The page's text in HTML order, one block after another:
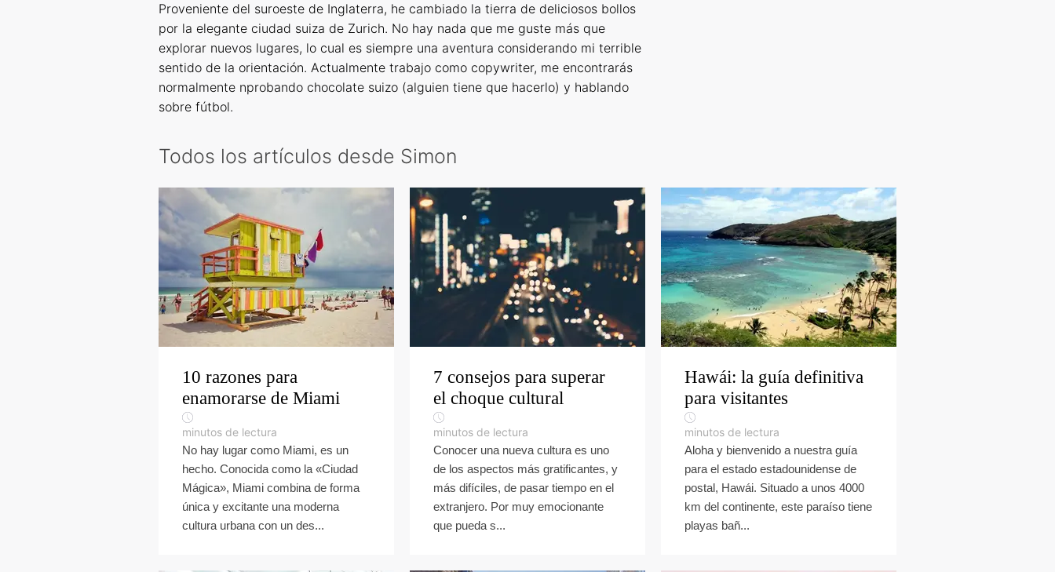
Proveniente del suroeste de Inglaterra, he cambiado la tierra de deliciosos bollos
por la elegante ciudad suiza de Zurich. No hay nada que me guste más que
explorar nuevos lugares, lo cual es siempre una aventura considerando mi terrible
sentido de la orientación. Actualmente trabajo como copywriter, me encontrarás
normalmente nprobando chocolate suizo (alguien tiene que hacerlo) y hablando
sobre fútbol.
Todos los artículos desde Simon
10 razones para
enamorarse de Miami
minutos de lectura
No hay lugar como Miami, es un
hecho. Conocida como la «Ciudad
Mágica», Miami combina de forma
única y excitante una moderna
cultura urbana con un des...
7 consejos para superar
el choque cultural
minutos de lectura
Conocer una nueva cultura es uno
de los aspectos más gratificantes, y
más difíciles, de pasar tiempo en el
extranjero. Por muy emocionante
que pueda s...
Hawái: la guía definitiva
para visitantes
minutos de lectura
Aloha y bienvenido a nuestra guía
para el estado estadounidense de
postal, Hawái. Situado a unos 4000
km del continente, este paraíso tiene
playas bañ...